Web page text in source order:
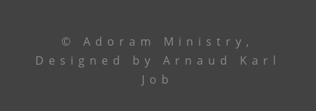
© Adoram Ministry,
Designed by Arnaud Karl
Job